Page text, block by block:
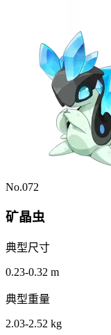
No.072
矿晶虫
典型尺寸
0.23-0.32 m
典型重量
2.03-2.52 kg